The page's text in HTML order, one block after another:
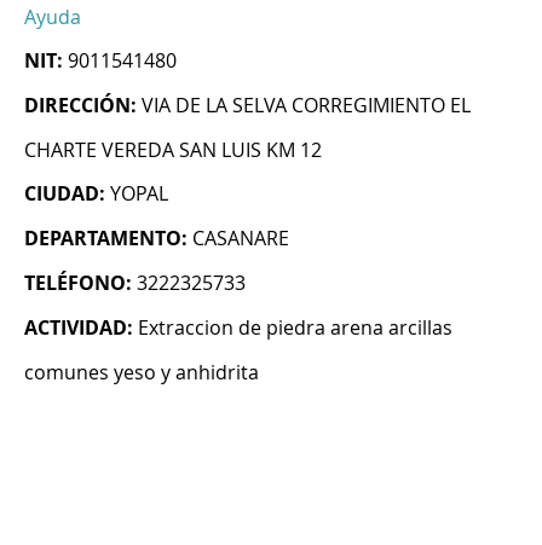
Ayuda
NIT: 9011541480
DIRECCIÓN: VIA DE LA SELVA CORREGIMIENTO EL
CHARTE VEREDA SAN LUIS KM 12
CIUDAD: YOPAL
DEPARTAMENTO: CASANARE
TELÉFONO: 3222325733
ACTIVIDAD: Extraccion de piedra arena arcillas
comunes yeso y anhidrita